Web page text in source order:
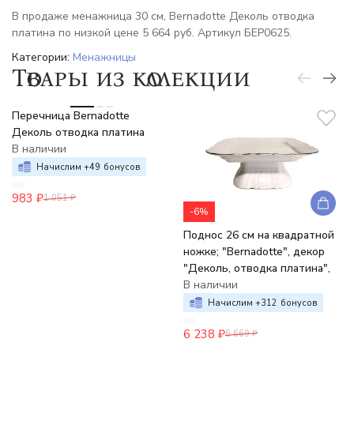
В продаже менажница 30 см, Bernadotte Деколь отводка
платина по низкой цене 5 664 руб. Артикул БЕР0625.
Категории: Менажницы
Товары из коллекции
Перечница Bernadotte
Деколь отводка платина
В наличии
Начислим +49 бонусов
983 ₽1 051 ₽
-6%
Поднос 26 см на квадратной
ножке; "Bernadotte", декор
"Деколь, отводка платина",
В наличии
Начислим +312 бонусов
6 238 ₽6 669 ₽